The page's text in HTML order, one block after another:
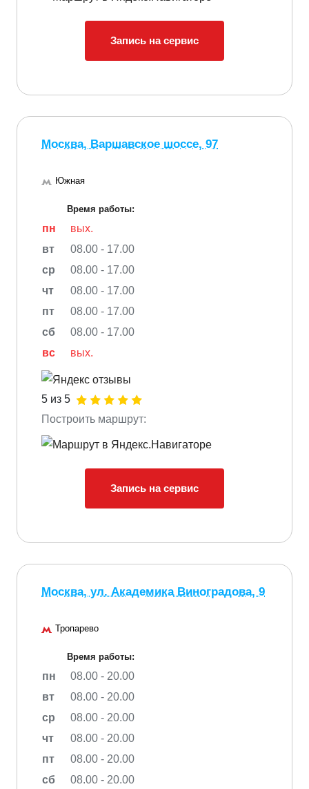
Запись на сервис
Москва, Варшавское шоссе, 97
Южная
Время работы:
пн
вых.
вт
08.00 - 17.00
ср
08.00 - 17.00
чт
08.00 - 17.00
пт
08.00 - 17.00
сб
08.00 - 17.00
вс
вых.
5 из 5
Построить маршрут:
Запись на сервис
Москва, ул. Академика Виноградова, 9
Тропарево
Время работы:
пн
08.00 - 20.00
вт
08.00 - 20.00
ср
08.00 - 20.00
чт
08.00 - 20.00
пт
08.00 - 20.00
сб
08.00 - 20.00